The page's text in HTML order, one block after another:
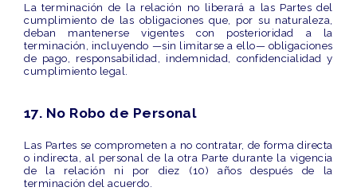
La terminación de la relación no liberará a las Partes del
cumplimiento de las obligaciones que, por su naturaleza,
deban mantenerse vigentes con posterioridad a la
terminación, incluyendo —sin limitarse a ello— obligaciones
de pago, responsabilidad, indemnidad, confidencialidad y
cumplimiento legal.
17. No Robo de Personal
Las Partes se comprometen a no contratar, de forma directa
o indirecta, al personal de la otra Parte durante la vigencia
de la relación ni por diez (10) años después de la
terminación del acuerdo.